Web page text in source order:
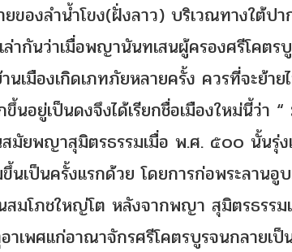
ของลำน้ำโขง(ฝั่งลาว) บริเวณทางใต้ป
ากันว่าเมื่อพญานันทเสนผู้ครองศรีโคตร
นเมืองเกิดเภทภัยหลายครั้ง ควรที่จะย้า
นอยู่เป็นดงจึงได้เรียกชื่อเมืองใหม่นี้ว่า
มัยพญาสุมิตรธรรมเมื่อ พ.ศ. ๕๐๐ นั้นรุ่ง
นเป็นครั้งแรกด้วย โดยการก่อพระลาน
สมโภชใหญ่โต หลังจากพญา สุมิตรธรร
าเพศแก่อาณาจักรศรีโคตรบูรจนกลายเ